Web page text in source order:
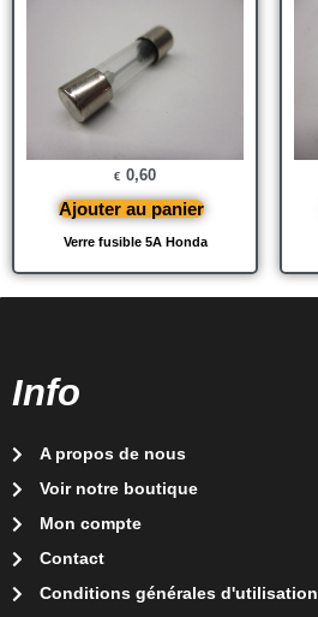
Verre fusible 5A Honda
€ 0,60
Ajouter au panier
Info
A propos de nous
Voir notre boutique
Mon compte
Contact
Conditions générales d'utilisation